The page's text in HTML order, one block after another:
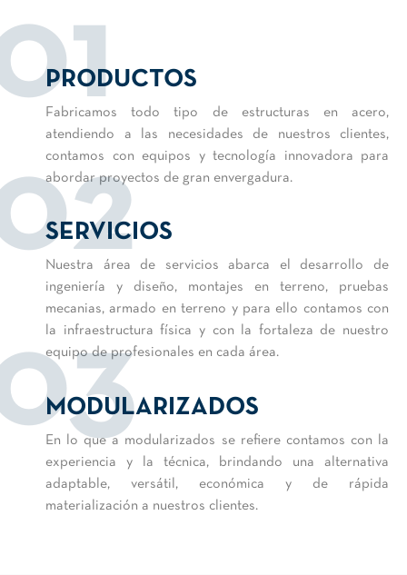
PRODUCTOS
Fabricamos todo tipo de estructuras en acero,
atendiendo a las necesidades de nuestros clientes,
contamos con equipos y tecnología innovadora para
abordar proyectos de gran envergadura.
SERVICIOS
Nuestra área de servicios abarca el desarrollo de
ingeniería y diseño, montajes en terreno, pruebas
mecanias, armado en terreno y para ello contamos con
la infraestructura física y con la fortaleza de nuestro
equipo de profesionales en cada área.
MODULARIZADOS
En lo que a modularizados se refiere contamos con la
experiencia y la técnica, brindando una alternativa
adaptable, versátil, económica y de rápida
materialización a nuestros clientes.